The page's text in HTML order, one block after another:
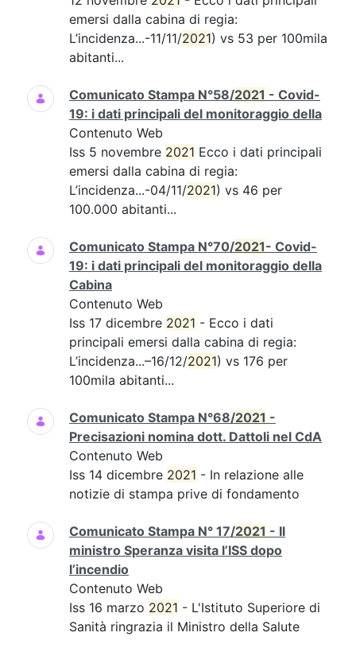
emersi dalla cabina di regia:
L’incidenza...-11/11/2021) vs 53 per 100mila
abitanti...
Comunicato Stampa N°58/2021 - Covid-
19: i dati principali del monitoraggio della
Contenuto Web
Iss 5 novembre 2021 Ecco i dati principali
emersi dalla cabina di regia:
L’incidenza...-04/11/2021) vs 46 per
100.000 abitanti...
Comunicato Stampa N°70/2021- Covid-
19: i dati principali del monitoraggio della
Cabina
Contenuto Web
Iss 17 dicembre 2021 - Ecco i dati
principali emersi dalla cabina di regia:
L’incidenza...–16/12/2021) vs 176 per
100mila abitanti...
Comunicato Stampa N°68/2021 -
Precisazioni nomina dott. Dattoli nel CdA
Contenuto Web
Iss 14 dicembre 2021 - In relazione alle
notizie di stampa prive di fondamento
Comunicato Stampa N° 17/2021 - Il
ministro Speranza visita l’ISS dopo
l’incendio
Contenuto Web
Iss 16 marzo 2021 - L'Istituto Superiore di
Sanità ringrazia il Ministro della Salute